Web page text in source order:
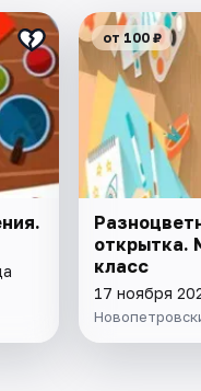
от 100 ₽
открытка.
класс
17 ноября